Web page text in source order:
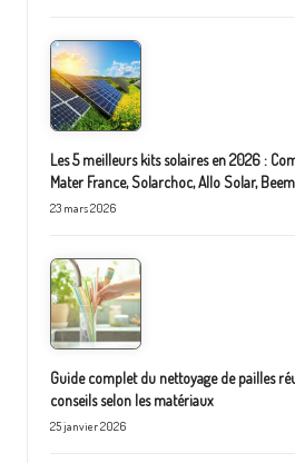
Les 5 meilleurs kits solaires en 2026 :
Mater France, Solarchoc, Allo Solar,
23 mars 2026
Guide complet du nettoyage de pailles
conseils selon les matériaux
25 janvier 2026